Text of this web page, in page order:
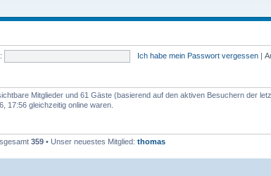
Ich habe mein Passwort vergessen |
Mitglieder und 61 Gäste (basierend auf den aktiven Besuchern der
17:56 gleichzeitig online waren.
359 • Unser neuestes Mitglied: thomas